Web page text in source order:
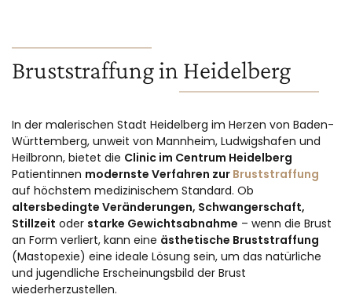
Bruststraffung in Heidelberg
In der malerischen Stadt Heidelberg im Herzen von Baden-
Württemberg, unweit von Mannheim, Ludwigshafen und
Heilbronn, bietet die Clinic im Centrum Heidelberg
Patientinnen modernste Verfahren zur Bruststraffung
auf höchstem medizinischem Standard. Ob
altersbedingte Veränderungen, Schwangerschaft,
Stillzeit oder starke Gewichtsabnahme – wenn die Brust
an Form verliert, kann eine ästhetische Bruststraffung
(Mastopexie) eine ideale Lösung sein, um das natürliche
und jugendliche Erscheinungsbild der Brust
wiederherzustellen.